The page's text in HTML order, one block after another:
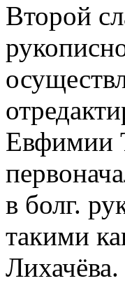
Второй
Евфимии
в болг.
такими